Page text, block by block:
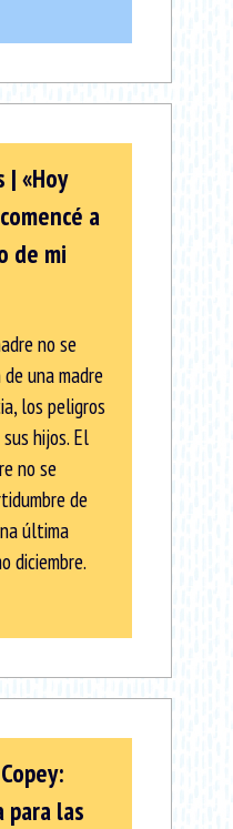
| «Hoy
a
de mi
no se
una madre
los peligros
hijos. El
no se
de
última
diciembre.
para las